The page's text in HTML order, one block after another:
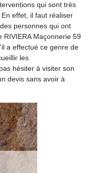
qui sont très
effet, il faut réaliser
personnes qui ont
RIVIERA Maçonnerie 59
a effectué ce genre de
les
hésiter à visiter son
devis sans avoir à